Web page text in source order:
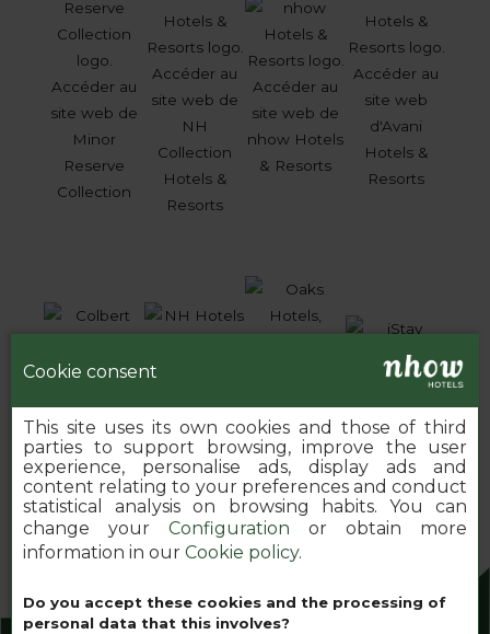
2026 MINOR HOTELS EUROPE & AMERICAS
Cookie consent
This site uses its own cookies and those of third
parties to support browsing, improve the user
experience, personalise ads, display ads and
content relating to your preferences and conduct
statistical analysis on browsing habits. You can
change your Configuration or obtain more
information in our Cookie policy.
Do you accept these cookies and the processing of
personal data that this involves?